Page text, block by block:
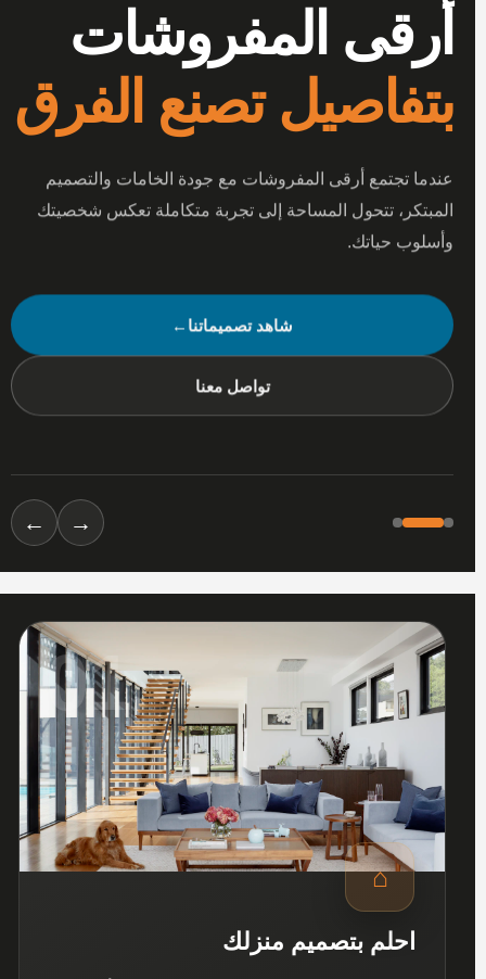
أرقى المفروشات
بتفاصيل تصنع الفرق
عندما تجتمع أرقى المفروشات مع جودة الخامات والتصميم
المبتكر، تتحول المساحة إلى تجربة متكاملة تعكس شخصيتك
وأسلوب حياتك.
شاهد تصميماتنا←
تواصل معنا
→
←
01
⌂
احلم بتصميم منزلك